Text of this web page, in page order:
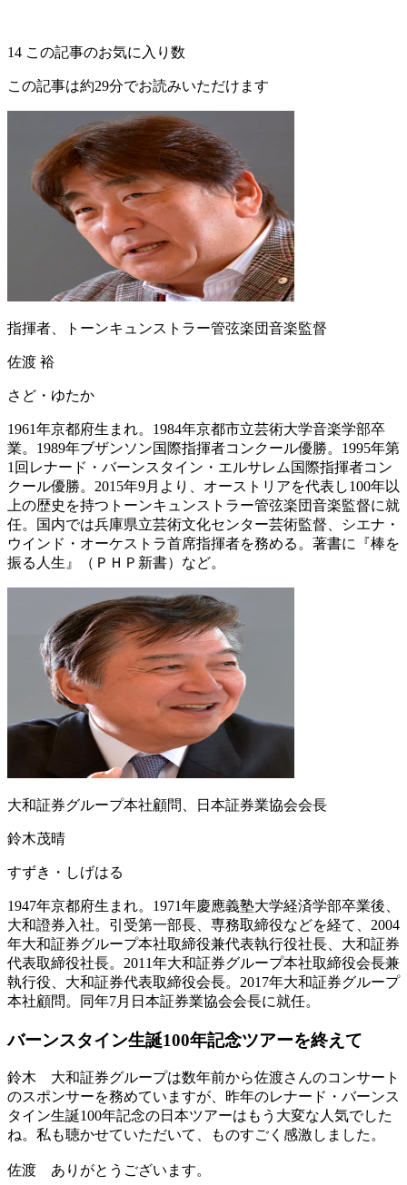
14 この記事のお気に入り数
この記事は約29分でお読みいただけます
指揮者、トーンキュンストラー管弦楽団音楽監督
佐渡 裕
さど・ゆたか
1961年京都府生まれ。1984年京都市立芸術大学音楽学部卒
業。1989年ブザンソン国際指揮者コンクール優勝。1995年第
1回レナード・バーンスタイン・エルサレム国際指揮者コン
クール優勝。2015年9月より、オーストリアを代表し100年以
上の歴史を持つトーンキュンストラー管弦楽団音楽監督に就
任。国内では兵庫県立芸術文化センター芸術監督、シエナ・
ウインド・オーケストラ首席指揮者を務める。著書に『棒を
振る人生』（ＰＨＰ新書）など。
大和証券グループ本社顧問、日本証券業協会会長
鈴木茂晴
すずき・しげはる
1947年京都府生まれ。1971年慶應義塾大学経済学部卒業後、
大和證券入社。引受第一部長、専務取締役などを経て、2004
年大和証券グループ本社取締役兼代表執行役社長、大和証券
代表取締役社長。2011年大和証券グループ本社取締役会長兼
執行役、大和証券代表取締役会長。2017年大和証券グループ
本社顧問。同年7月日本証券業協会会長に就任。
バーンスタイン生誕100年記念ツアーを終えて
鈴木 大和証券グループは数年前から佐渡さんのコンサート
のスポンサーを務めていますが、昨年のレナード・バーンス
タイン生誕100年記念の日本ツアーはもう大変な人気でした
ね。私も聴かせていただいて、ものすごく感激しました。
佐渡 ありがとうございます。